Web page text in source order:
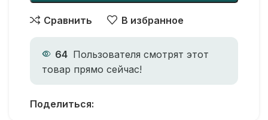
Сравнить В избранное
64 Пользователя смотрят этот
товар прямо сейчас!
Поделиться: